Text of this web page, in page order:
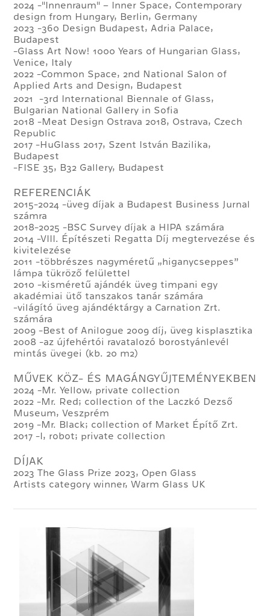
2024 -"Innenraum" – Inner Space, Contemporary
design from Hungary, Berlin, Germany
2023 -360 Design Budapest, Adria Palace,
Budapest
-Glass Art Now! 1000 Years of Hungarian Glass,
Venice, Italy
2022 -Common Space, 2nd National Salon of
Applied Arts and Design, Budapest
2021 -3rd International Biennale of Glass,
Bulgarian National Gallery in Sofia
2018 -Meat Design Ostrava 2018, Ostrava, Czech
Republic
2017 -HuGlass 2017, Szent István Bazilika,
Budapest
-FISE 35, B32 Gallery, Budapest
REFERENCIÁK
2015-2024 -üveg díjak a Budapest Business Jurnal
számra
2018-2025 -BSC Survey díjak a HIPA számára
2014 -VIII. Építészeti Regatta Díj megtervezése és
kivitelezése
2011 -többrészes nagyméretű „higanycseppes”
lámpa tükröző felülettel
2010 -kisméretű ajándék üveg timpani egy
akadémiai ütő tanszakos tanár számára
-világító üveg ajándéktárgy a Carnation Zrt.
számára
2009 -Best of Anilogue 2009 díj, üveg kisplasztika
2008 -az újfehértói ravatalozó borostyánlevél
mintás üvegei (kb. 20 m2)
MŰVEK KÖZ- ÉS MAGÁNGYŰJTEMÉNYEKBEN
2024 -Mr. Yellow, private collection
2022 -Mr. Red; collection of the Laczkó Dezső
Museum, Veszprém
2019 -Mr. Black; collection of Market Építő Zrt.
2017 -I, robot; private collection
DÍJAK
2023 The Glass Prize 2023, Open Glass
Artists category winner, Warm Glass UK